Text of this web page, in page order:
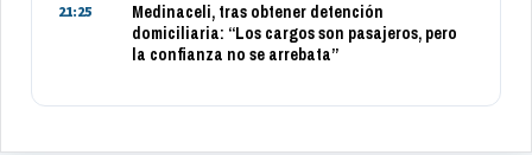
21:25
Medinaceli, tras obtener detención
domiciliaria: “Los cargos son pasajeros, pero
la confianza no se arrebata”